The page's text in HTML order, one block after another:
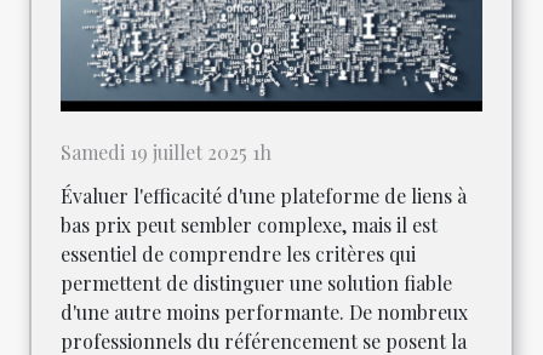
Samedi 19 juillet 2025 1h
Évaluer l'efficacité d'une plateforme de liens à
bas prix peut sembler complexe, mais il est
essentiel de comprendre les critères qui
permettent de distinguer une solution fiable
d'une autre moins performante. De nombreux
professionnels du référencement se posent la